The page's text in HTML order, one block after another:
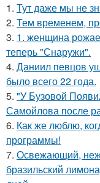
1. Тут даже мы не
2. Тем временем,
3. 1. женщина
теперь "Снаружи".
4. Даниил певцов
было всего 22 года.
5. "У Бузовой
Самойлова после
6. Как же люблю,
программы!
7. Освежающий,
бразильский